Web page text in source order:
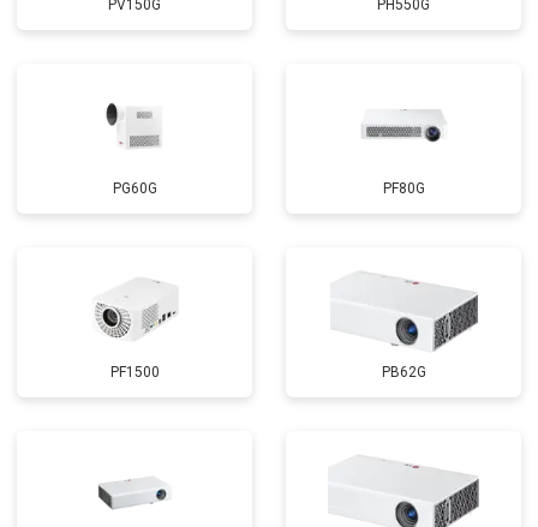
PV150G PH550G
PG60G PF80G
PF1500 PB62G